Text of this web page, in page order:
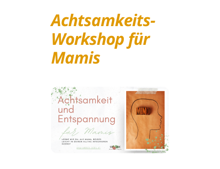
Achtsamkeits-
Workshop für
Mamis